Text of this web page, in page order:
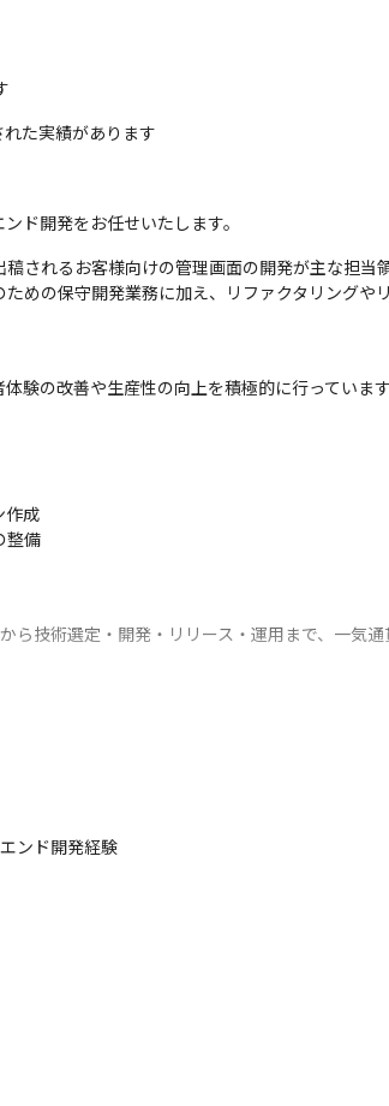
た実績があります
ド開発をお任せいたします。
されるお客様向けの管理画面の開発が主な担当
めの保守開発業務に加え、リファクタリングや
験の改善や生産性の向上を積極的に行っていま
作成
整備
技術選定・開発・リリース・運用まで、一気通
ンド開発経験